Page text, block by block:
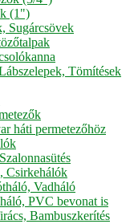
(1")
Sugárcsövek
Tömítések
háti permetezőhöz
Csirkehálók
Vadháló
PVC bevonat is
Bambuszkerítés